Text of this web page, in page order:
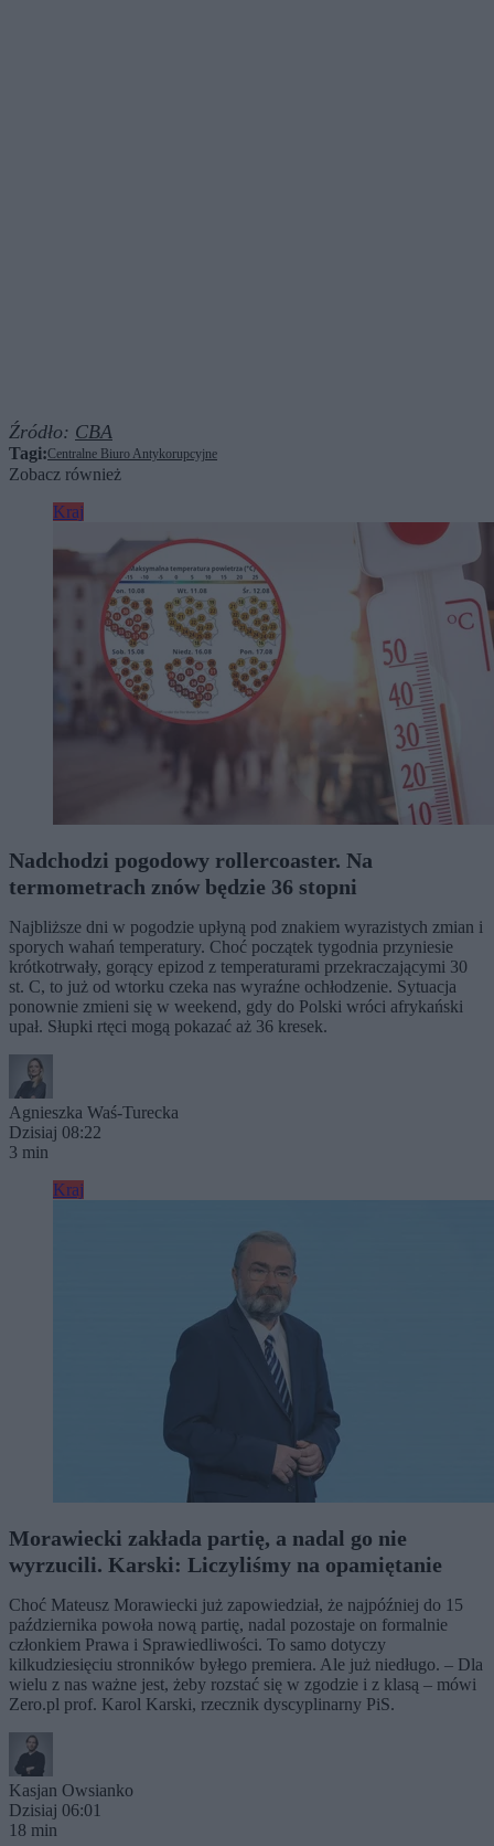
Źródło: CBA
Tagi:Centralne Biuro Antykorupcyjne
Zobacz również
Kraj
Nadchodzi pogodowy rollercoaster. Na
termometrach znów będzie 36 stopni
Najbliższe dni w pogodzie upłyną pod znakiem wyrazistych zmian i
sporych wahań temperatury. Choć początek tygodnia przyniesie
krótkotrwały, gorący epizod z temperaturami przekraczającymi 30
st. C, to już od wtorku czeka nas wyraźne ochłodzenie. Sytuacja
ponownie zmieni się w weekend, gdy do Polski wróci afrykański
upał. Słupki rtęci mogą pokazać aż 36 kresek.
Agnieszka Waś-Turecka
Dzisiaj 08:22
3 min
Kraj
Morawiecki zakłada partię, a nadal go nie
wyrzucili. Karski: Liczyliśmy na opamiętanie
Choć Mateusz Morawiecki już zapowiedział, że najpóźniej do 15
października powoła nową partię, nadal pozostaje on formalnie
członkiem Prawa i Sprawiedliwości. To samo dotyczy
kilkudziesięciu stronników byłego premiera. Ale już niedługo. – Dla
wielu z nas ważne jest, żeby rozstać się w zgodzie i z klasą – mówi
Zero.pl prof. Karol Karski, rzecznik dyscyplinarny PiS.
Kasjan Owsianko
Dzisiaj 06:01
18 min